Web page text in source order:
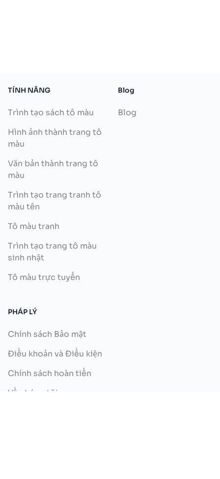
TÍNH NĂNG
Trình tạo sách tô màu
Hình ảnh thành trang tô
màu
Văn bản thành trang tô
màu
Trình tạo trang tranh tô
màu tên
Tô màu tranh
Trình tạo trang tô màu
sinh nhật
Tô màu trực tuyến
Blog
Blog
PHÁP LÝ
Chính sách Bảo mật
Điều khoản và Điều kiện
Chính sách hoàn tiền
Về chúng tôi